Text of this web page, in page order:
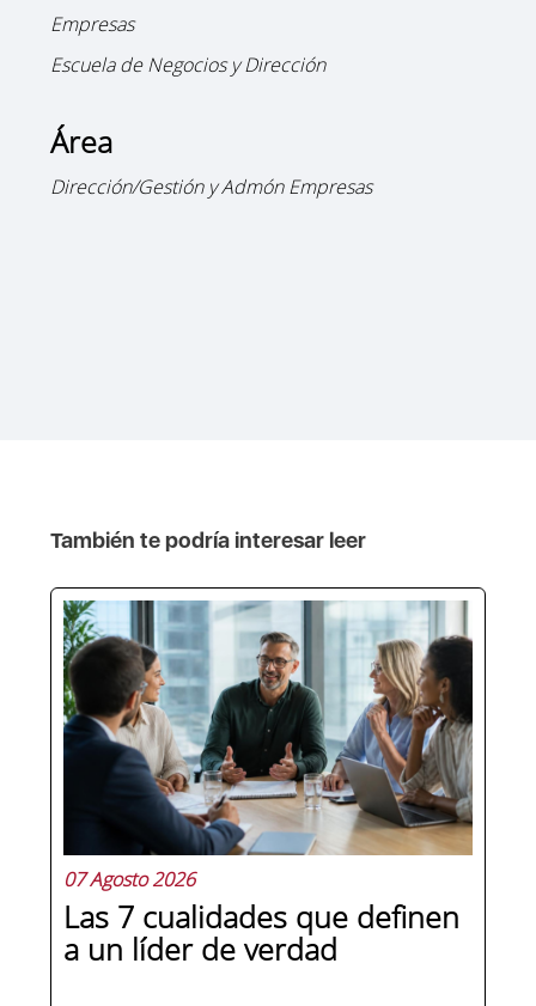
Empresas
Escuela de Negocios y Dirección
Área
Dirección/Gestión y Admón Empresas
También te podría interesar leer
07 Agosto 2026
Las 7 cualidades que definen
a un líder de verdad